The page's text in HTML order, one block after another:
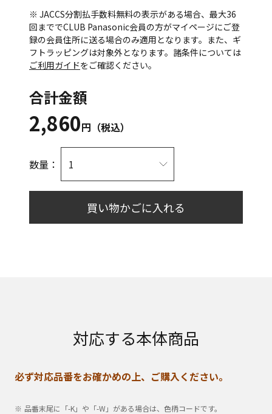
※ JACCS分割払手数料無料の表示がある場合、最大36
回まででCLUB Panasonic会員の方がマイページにご登
録の会員住所に送る場合のみ適用となります。また、ギ
フトラッピングは対象外となります。諸条件については
ご利用ガイドをご確認ください。
合計金額
2,860円（税込）
数量：
買い物かごに入れる
対応する本体商品
必ず対応品番をお確かめの上、ご購入ください。
品番末尾に「-K」や「-W」がある場合は、色柄コードです。